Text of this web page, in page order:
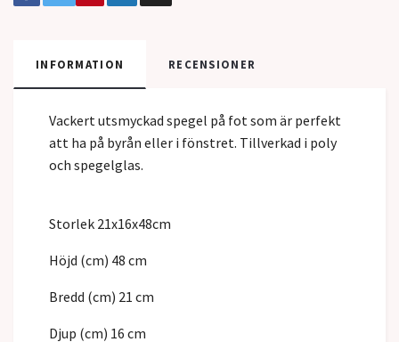
INFORMATION RECENSIONER
Vackert utsmyckad spegel på fot som är perfekt
att ha på byrån eller i fönstret. Tillverkad i poly
och spegelglas.
Storlek 21x16x48cm
Höjd (cm) 48 cm
Bredd (cm) 21 cm
Djup (cm) 16 cm